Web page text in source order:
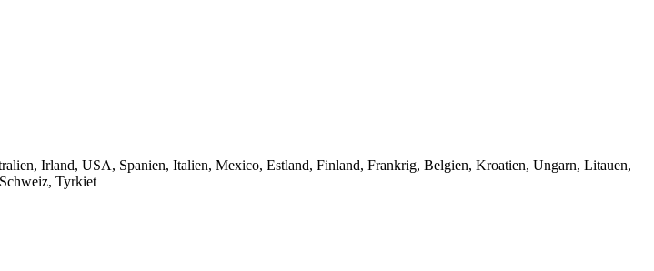
Irland, USA, Spanien, Italien, Mexico, Estland, Finland, Frankrig, Belgien, Kroatien, Ungarn, Litauen,
Tyrkiet